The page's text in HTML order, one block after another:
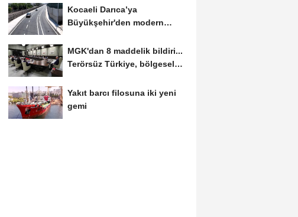
Kocaeli Darıca’ya
Büyükşehir'den modern
MGK'dan 8 maddelik bildiri...
Terörsüz Türkiye, bölgesel
Yakıt barcı filosuna iki yeni
gemi